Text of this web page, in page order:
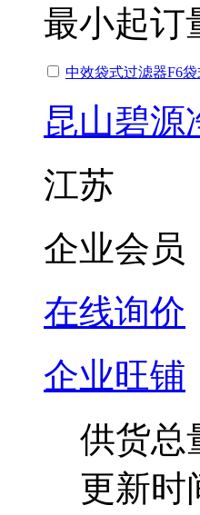
最小起订
中效袋式过滤器F6
昆山碧源
江苏
企业会员
在线询价
企业旺铺
供货总
更新时